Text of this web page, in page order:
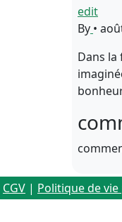
edit
By •
Dans
CGV | Politique de